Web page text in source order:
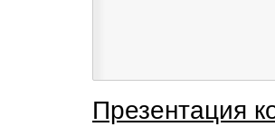
Презентация